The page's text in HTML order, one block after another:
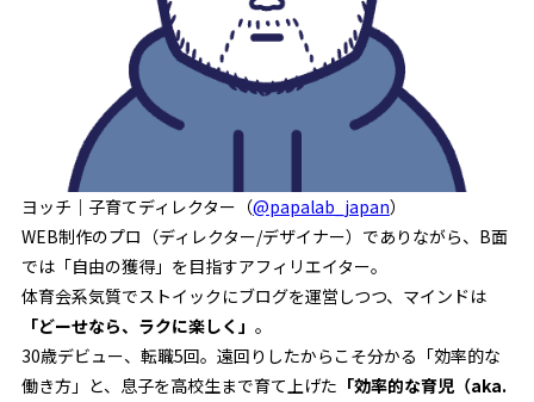
ヨッチ｜子育てディレクター（@papalab_japan）
WEB制作のプロ（ディレクター/デザイナー）でありながら、B面
では「自由の獲得」を目指すアフィリエイター。
体育会系気質でストイックにブログを運営しつつ、マインドは
「どーせなら、ラクに楽しく」 。
30歳デビュー、転職5回。遠回りしたからこそ分かる「効率的な
働き方」と、息子を高校生まで育て上げた 「効率的な育児（aka.